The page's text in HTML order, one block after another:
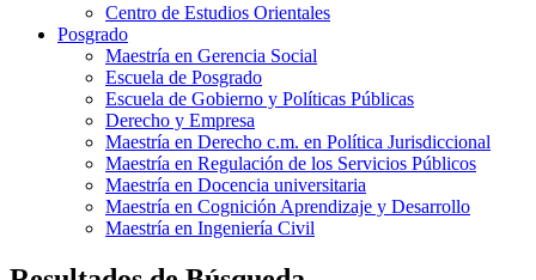
Centro de Estudios Orientales
Posgrado
Maestría en Gerencia Social
Escuela de Posgrado
Escuela de Gobierno y Políticas Públicas
Derecho y Empresa
Maestría en Derecho c.m. en Política Jurisdiccional
Maestría en Regulación de los Servicios Públicos
Maestría en Docencia universitaria
Maestría en Cognición Aprendizaje y Desarrollo
Maestría en Ingeniería Civil